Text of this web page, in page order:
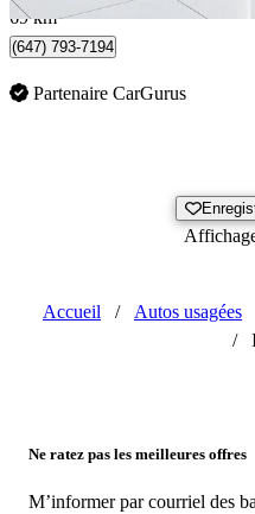
69 km
(647) 793-7194
Partenaire CarGurus
Accueil / Autos usagées
/
Ne ratez pas les meilleures offres
M’informer par courriel des